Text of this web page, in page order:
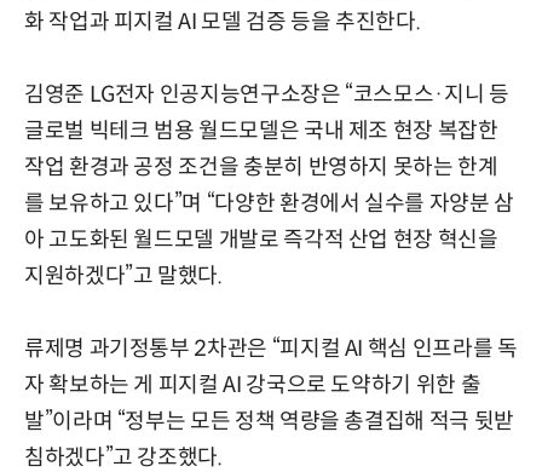
화 작업과 피지컬 AI 모델 검증 등을 추진한다.
김영준 LG전자 인공지능연구소장은 “코스모스·지니 등
글로벌 빅테크 범용 월드모델은 국내 제조 현장 복잡한
작업 환경과 공정 조건을 충분히 반영하지 못하는 한계
를 보유하고 있다”며 “다양한 환경에서 실수를 자양분 삼
아 고도화된 월드모델 개발로 즉각적 산업 현장 혁신을
지원하겠다”고 말했다.
류제명 과기정통부 2차관은 “피지컬 AI 핵심 인프라를 독
자 확보하는 게 피지컬 AI 강국으로 도약하기 위한 출
발”이라며 “정부는 모든 정책 역량을 총결집해 적극 뒷받
침하겠다”고 강조했다.